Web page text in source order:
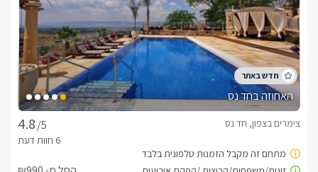
האחוזה בחד נס
/5
צימרים בצפון, חד נס